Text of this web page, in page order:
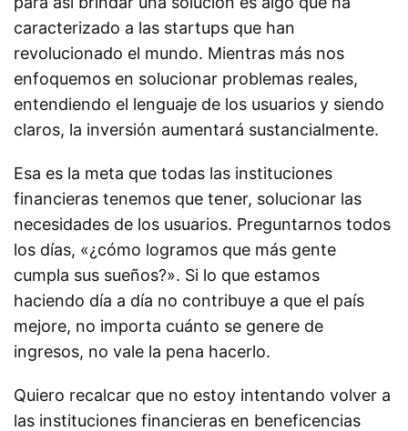
caracterizado a las startups que han
revolucionado el mundo. Mientras más nos
enfoquemos en solucionar problemas reales,
entendiendo el lenguaje de los usuarios y siendo
claros, la inversión aumentará sustancialmente.
Esa es la meta que todas las instituciones
financieras tenemos que tener, solucionar las
necesidades de los usuarios. Preguntarnos todos
los días, «¿cómo logramos que más gente
cumpla sus sueños?». Si lo que estamos
haciendo día a día no contribuye a que el país
mejore, no importa cuánto se genere de
ingresos, no vale la pena hacerlo.
Quiero recalcar que no estoy intentando volver a
las instituciones financieras en beneficencias